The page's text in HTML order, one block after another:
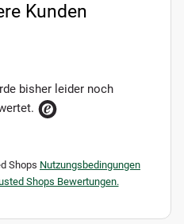
Kunden
bisher leider noch
Shops Nutzungsbedingungen
Shops Bewertungen.